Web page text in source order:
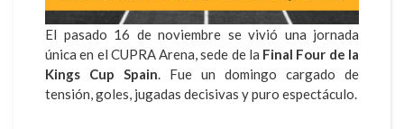
El pasado 16 de noviembre se vivió una jornada
única en el CUPRA Arena, sede de la Final Four de la
Kings Cup Spain. Fue un domingo cargado de
tensión, goles, jugadas decisivas y puro espectáculo.